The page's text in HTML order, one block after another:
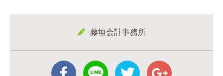
藤垣会計事務所